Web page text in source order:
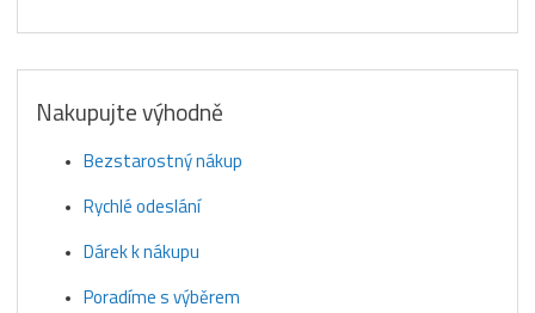
Nakupujte výhodně
Bezstarostný nákup
Rychlé odeslání
Dárek k nákupu
Poradíme s výběrem